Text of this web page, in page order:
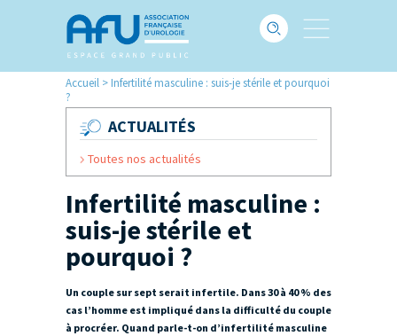
Accueil >Infertilité masculine : suis-je stérile et pourquoi
?
ACTUALITÉS
Toutes nos actualités
Infertilité masculine :
suis-je stérile et
pourquoi ?
Un couple sur sept serait infertile. Dans 30 à 40 % des
cas l’homme est impliqué dans la difficulté du couple
à procréer. Quand parle-t-on d’infertilité masculine